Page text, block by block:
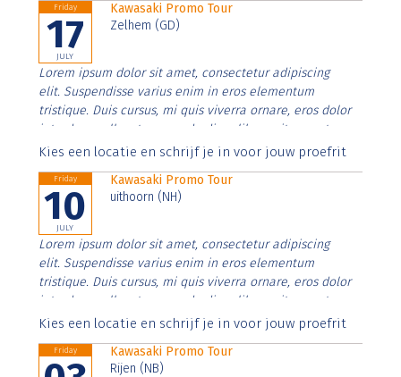
Friday
17
JULY
Kawasaki Promo Tour
Zelhem (GD)
Lorem ipsum dolor sit amet, consectetur adipiscing
elit. Suspendisse varius enim in eros elementum
tristique. Duis cursus, mi quis viverra ornare, eros dolor
interdum nulla, ut commodo diam libero vitae erat.
Aenean faucibus nibh et justo cursus id rutrum lorem
Kies een locatie en schrijf je in voor jouw proefrit
Friday
10
JULY
Kawasaki Promo Tour
uithoorn (NH)
Lorem ipsum dolor sit amet, consectetur adipiscing
elit. Suspendisse varius enim in eros elementum
tristique. Duis cursus, mi quis viverra ornare, eros dolor
interdum nulla, ut commodo diam libero vitae erat.
Aenean faucibus nibh et justo cursus id rutrum lorem
Kies een locatie en schrijf je in voor jouw proefrit
Friday
Kawasaki Promo Tour
Rijen (NB)